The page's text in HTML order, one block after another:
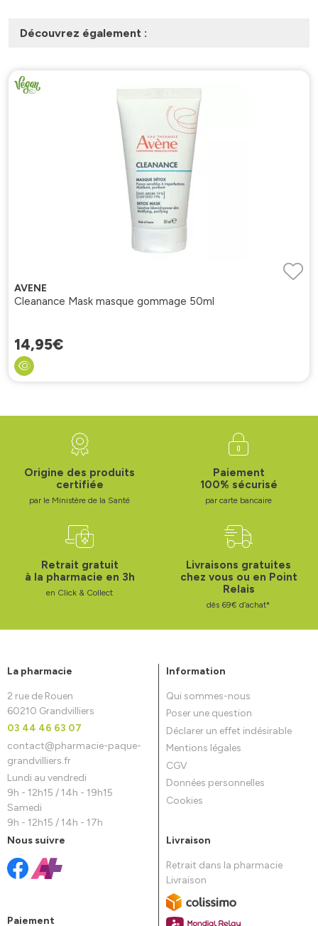
Découvrez également :
AVENE
Cleanance Mask masque gommage 50ml
14,95€
Origine des produits
certifiée
par le Ministère de la Santé
Paiement
100% sécurisé
par carte bancaire
Retrait gratuit
à la pharmacie en 3h
en Click & Collect
Livraisons gratuites
chez vous ou en Point
Relais
dès 69€ d’achat*
La pharmacie
2 rue de Rouen
60210 Grandvilliers
03 44 46 63 07
contact@pharmacie-paque-
grandvilliers.fr
Lundi au vendredi
9h - 12h15 / 14h - 19h15
Samedi
9h - 12h15 / 14h - 17h
Information
Qui sommes-nous
Poser une question
Déclarer un effet indésirable
Mentions légales
CGV
Données personnelles
Cookies
Nous suivre
Paiement
Livraison
Retrait dans la pharmacie
Livraison